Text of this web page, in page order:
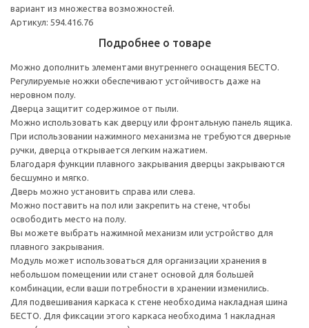
вариант из множества возможностей.
Артикул: 594.416.76
Подробнее о товаре
Можно дополнить элементами внутреннего оснащения БЕСТО.
Регулируемые ножки обеспечивают устойчивость даже на
неровном полу.
Дверца защитит содержимое от пыли.
Можно использовать как дверцу или фронтальную панель ящика.
При использовании нажимного механизма не требуются дверные
ручки, дверца открывается легким нажатием.
Благодаря функции плавного закрывания дверцы закрываются
бесшумно и мягко.
Дверь можно установить справа или слева.
Можно поставить на пол или закрепить на стене, чтобы
освободить место на полу.
Вы можете выбрать нажимной механизм или устройство для
плавного закрывания.
Модуль может использоваться для организации хранения в
небольшом помещении или станет основой для большей
комбинации, если ваши потребности в хранении изменились.
Для подвешивания каркаса к стене необходима накладная шина
БЕСТО. Для фиксации этого каркаса необходима 1 накладная